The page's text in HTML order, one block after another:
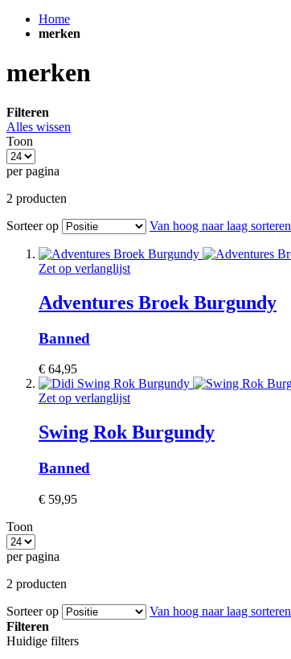
Home
merken
merken
Filteren
Alles wissen
Toon
per pagina
2 producten
Sorteer op
Van hoog naar laag sorteren
Zet op verlanglijst
Adventures Broek Burgundy
Banned
€ 64,95
Zet op verlanglijst
Swing Rok Burgundy
Banned
€ 59,95
Toon
per pagina
2 producten
Sorteer op
Van hoog naar laag sorteren
Filteren
Huidige filters